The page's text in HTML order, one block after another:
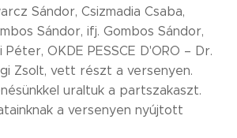
Sándor, Csizmadia Csaba,
Sándor, ifj. Gombos Sándor,
Péter, OKDE PESSCE D'ORO – Dr.
Zsolt, vett részt a versenyen.
uraltuk a partszakaszt.
a versenyen nyújtott